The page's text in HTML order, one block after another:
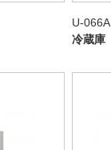
U-066A
冷蔵庫